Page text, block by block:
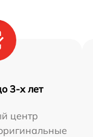
3-х лет
центр